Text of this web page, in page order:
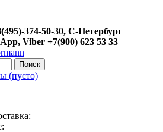
374-50-30, С-Петербург
Viber +7(900) 623 53 33
Поиск
(пусто)